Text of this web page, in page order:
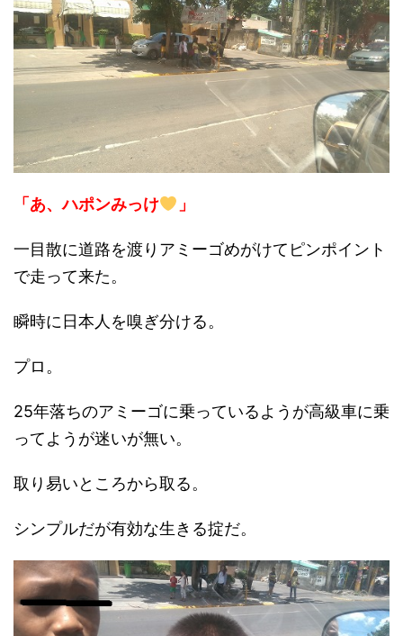
「あ、ハポンみっけ 」
一目散に道路を渡りアミーゴめがけてピンポイント
で走って来た。
瞬時に日本人を嗅ぎ分ける。
プロ。
25年落ちのアミーゴに乗っているようが高級車に乗
ってようが迷いが無い。
取り易いところから取る。
シンプルだが有効な生きる掟だ。